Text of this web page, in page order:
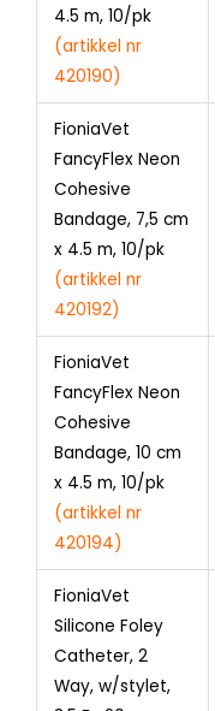
4.5 m, 10/pk
(artikkel nr
420190)
FioniaVet
FancyFlex Neon
Cohesive
Bandage, 7,5 cm
x 4.5 m, 10/pk
(artikkel nr
420192)
FioniaVet
FancyFlex Neon
Cohesive
Bandage, 10 cm
x 4.5 m, 10/pk
(artikkel nr
420194)
FioniaVet
Silicone Foley
Catheter, 2
Way, w/stylet,